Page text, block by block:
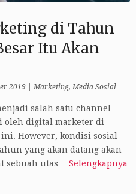
di Tahun
Itu Akan
2019 |Marketing,Media Sosial
salah satu channel
oleh digital marketer di
However, kondisi sosial
yang akan datang akan
sebuah utas… Selengkapnya